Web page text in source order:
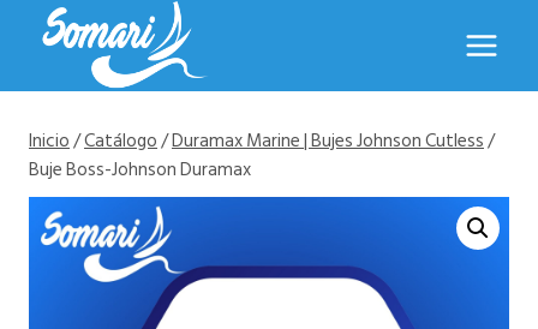
Saltar
contenido
Inicio/Catálogo/Duramax Marine | Bujes Johnson Cutless/
Buje Boss-Johnson Duramax